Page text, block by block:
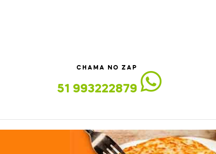
CHAMA NO ZAP
51 993222879